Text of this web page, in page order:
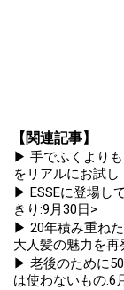
【関連記事】
▶ 手でふくよりも
をリアルにお試し
▶ ESSEに登場し
きり:9月30日>
▶ 20年積み重ね
大人髪の魅力を再
▶ 老後のために
は使わないもの:6